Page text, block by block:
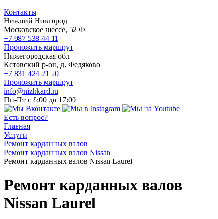
Контакты
Нижний Новгород
Московское шоссе, 52 Ф
+7 987 538 44 11
Проложить маршрут
Нижегородская обл
Кстовский р-он, д. Федяково
+7 831 424 21 20
Проложить маршрут
info@nizhkard.ru
Пн-Пт с 8:00 до 17:00
Есть вопрос?
Главная
Услуги
Ремонт карданных валов
Ремонт карданных валов Nissan
Ремонт карданных валов Nissan Laurel
Ремонт карданных валов
Nissan Laurel